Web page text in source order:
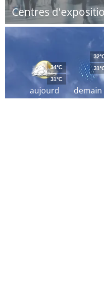
Centres
aujourd
´hui
34°C
31°C
demain